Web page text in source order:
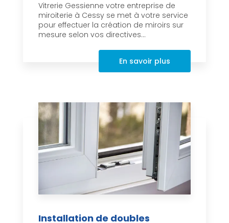
Vitrerie Gessienne votre entreprise de
miroiterie à Cessy se met à votre service
pour effectuer la création de miroirs sur
mesure selon vos directives...
En savoir plus
Installation de doubles